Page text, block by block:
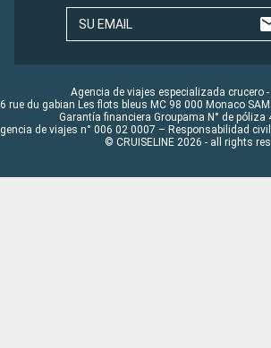
SU EMAIL
Agencia de viajes especializada crucero -
rue du gabian Les flots bleus MC 98 000 Monaco
Garantía financiera Groupama N° de
de viajes n° 006 02 0007 – Responsabilidad
© CRUISELINE 2026 - all rights